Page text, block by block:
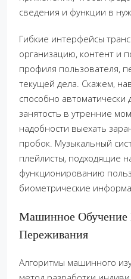
сведения и функции в
Гибкие интерфейсы
организацию, контент и
профиля пользователя,
текущей дела. Скажем,
способно автоматически
занятость в утренние
надобности выехать
пробок. Музыкальный
плейлисты, подходящие
функционированию
биометрические
Машинное Обучение
Переживания
Алгоритмы машинного